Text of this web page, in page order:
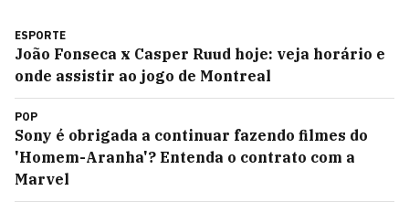
ESPORTE
João Fonseca x Casper Ruud hoje: veja horário e
onde assistir ao jogo de Montreal
POP
Sony é obrigada a continuar fazendo filmes do
'Homem-Aranha'? Entenda o contrato com a
Marvel